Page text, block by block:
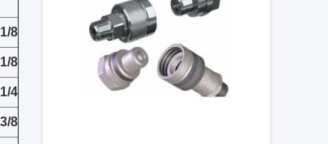
1/8 بوصة
1/8 بوصة
1/4 بوصة
3/8 بوصة